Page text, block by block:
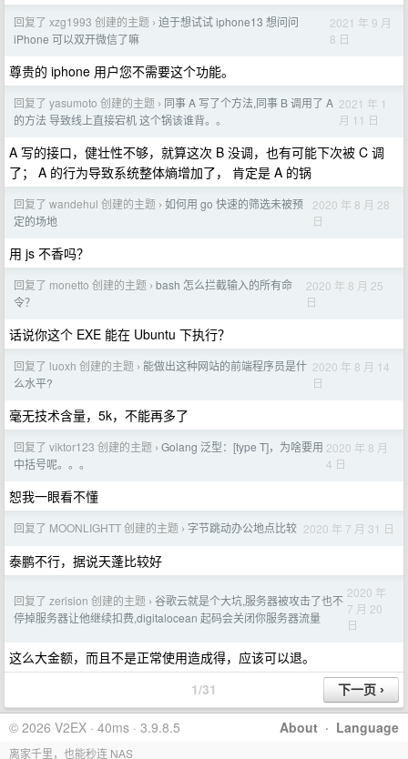
回复了 xzg1993 创建的主题 › 迫于想试试 iphone13 想问问
iPhone 可以双开微信了嘛
2021 年 9 月
8 日
尊贵的 iphone 用户您不需要这个功能。
回复了 yasumoto 创建的主题 › 同事 A 写了个方法,同事 B 调用了 A
的方法 导致线上直接宕机 这个锅该谁背。。
2021 年 1
月 11 日
A 写的接口，健壮性不够，就算这次 B 没调，也有可能下次被 C 调
了； A 的行为导致系统整体熵增加了， 肯定是 A 的锅
回复了 wandehul 创建的主题 › 如何用 go 快速的筛选未被预
定的场地
2020 年 8 月 28
日
用 js 不香吗？
回复了 monetto 创建的主题 › bash 怎么拦截输入的所有命
令？
2020 年 8 月 25
日
话说你这个 EXE 能在 Ubuntu 下执行？
回复了 luoxh 创建的主题 › 能做出这种网站的前端程序员是什
么水平?
2020 年 8 月 14
日
毫无技术含量，5k，不能再多了
回复了 viktor123 创建的主题 › Golang 泛型：[type T]，为啥要用
中括号呢。。。
2020 年 8 月
4 日
恕我一眼看不懂
回复了 MOONLIGHTT 创建的主题 › 字节跳动办公地点比较 2020 年 7 月 31 日
泰鹏不行，据说天蓬比较好
回复了 zerision 创建的主题 › 谷歌云就是个大坑,服务器被攻击了也不
停掉服务器让他继续扣费,digitalocean 起码会关闭你服务器流量
2020 年
7 月 20
日
这么大金额，而且不是正常使用造成得，应该可以退。
1/31
About · Language
© 2026 V2EX · 40ms · 3.9.8.5
离家千里，也能秒连 NAS